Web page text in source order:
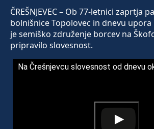
ČREŠNJEVEC – Ob 77-letnici zaprtja
bolnišnice Topolovec in dnevu
je semiško združenje borcev na
pripravilo slovesnost.
Na Črešnjevcu slovesnost od dnevu